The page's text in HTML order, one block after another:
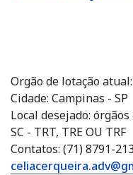
Orgão de lotação atual:
Cidade: Campinas - SP
Local desejado:
SC - TRT, TRE OU TRF
Contatos: (71) 8791-